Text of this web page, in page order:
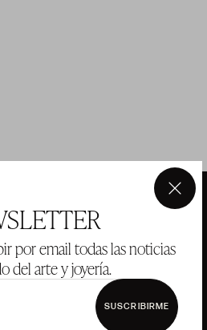
por email todas las noticias
del arte y joyería.
SUSCRIBIRME
×